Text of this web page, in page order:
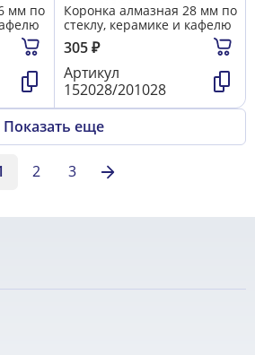
мм по
Коронка алмазная 28 мм по
стеклу, керамике и кафелю
305₽
Артикул
152028/201028
Показать еще
2 3